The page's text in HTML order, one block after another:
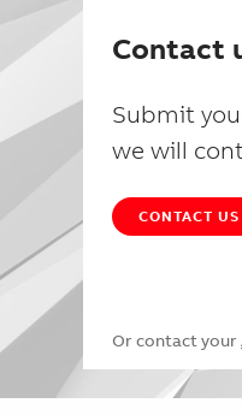
Contact
Submit
we will
CONTACT US
Or contact your